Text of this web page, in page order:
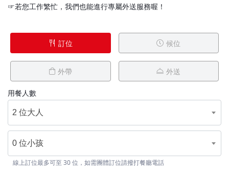
☞若您工作繁忙，我們也能進行專屬外送服務喔！
訂位 候位
外帶 外送
用餐人數
2 位大人
0 位小孩
線上訂位最多可至 30 位，如需團體訂位請撥打餐廳電話